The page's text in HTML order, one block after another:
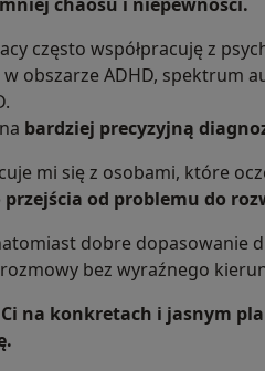
chaosu i niepewności.
często współpracuję z
w obszarze ADHD, spektrum
bardziej precyzyjną
mi się z osobami, które
od problemu do
dobre dopasowanie
bez wyraźnego
Ci na konkretach i jasnym